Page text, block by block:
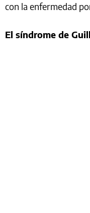
con la enfermedad
El síndrome de